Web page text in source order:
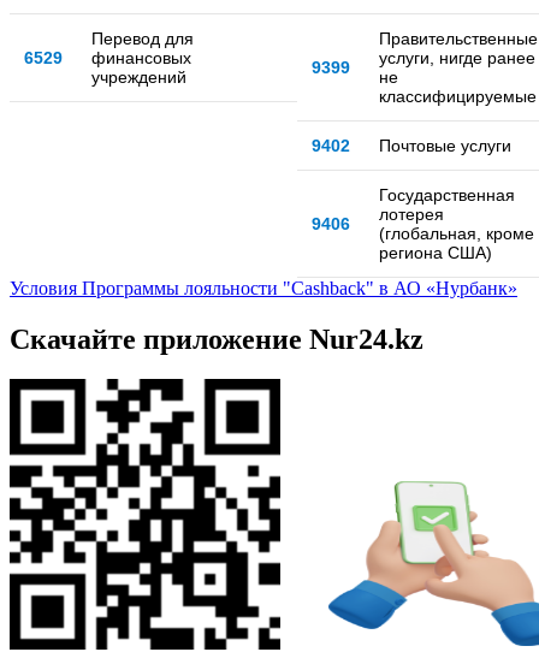
6529
Перевод для
финансовых
учреждений
9399
Правительственные
услуги, нигде ранее
не
классифицируемые
9402 Почтовые услуги
9406
Государственная
лотерея
(глобальная, кроме
региона США)
Условия Программы лояльности "Cashback" в АО «Нурбанк»
Скачайте приложение Nur24.kz